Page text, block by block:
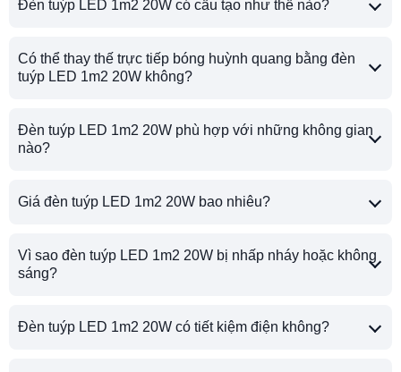
Đèn tuýp LED 1m2 20W có cấu tạo như thế nào?
Có thể thay thế trực tiếp bóng huỳnh quang bằng đèn
tuýp LED 1m2 20W không?
Đèn tuýp LED 1m2 20W phù hợp với những không gian
nào?
Giá đèn tuýp LED 1m2 20W bao nhiêu?
Vì sao đèn tuýp LED 1m2 20W bị nhấp nháy hoặc không
sáng?
Đèn tuýp LED 1m2 20W có tiết kiệm điện không?